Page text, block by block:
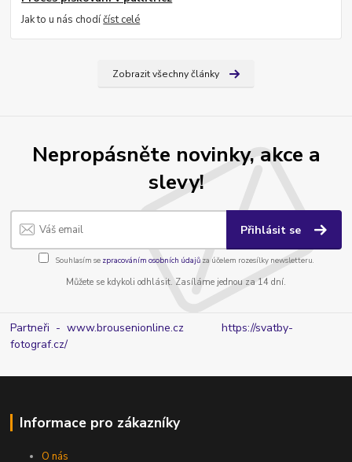
Jak to u nás chodíčíst celé
Zobrazit všechny články
Nepropásněte novinky, akce a
slevy!
Přihlásit se
Souhlasím se zpracováním osobních údajůza účelem rozesílky newsletteru.
Můžete se kdykoli odhlásit. Zasíláme jednou za 14 dní.
Partneři - www.brousenionline.czhttps://svatby-
fotograf.cz/
Informace pro zákazníky
O nás